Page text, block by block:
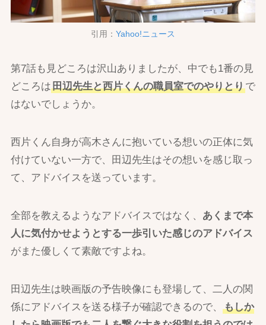
引用： Yahoo!ニュース
第7話も見どころは沢山ありましたが、中でも1番の見
どころは田辺先生と西片くんの職員室でのやりとりで
はないでしょうか。
西片くん自身が高木さんに抱いている想いの正体に気
付けていない一方で、田辺先生はその想いを感じ取っ
て、アドバイスを送っています。
全部を教えるようなアドバイスではなく、 あくまで本
人に気付かせようとする一歩引いた感じのアドバイス
がまた優しくて素敵ですよね。
田辺先生は映画版の予告映像にも登場して、二人の関
係にアドバイスを送る様子が確認できるので、
もしか